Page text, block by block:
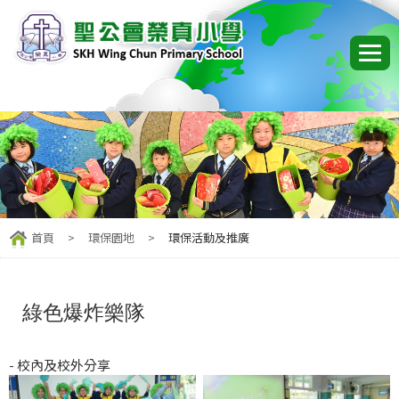
首頁 > 環保園地 > 環保活動及推廣
綠色爆炸樂隊
- 校內及校外分享